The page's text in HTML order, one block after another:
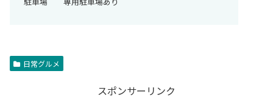
日常グルメ
スポンサーリンク